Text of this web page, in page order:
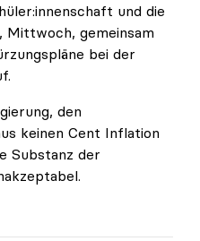
und die
gemeinsam
bei der
den
keinen Cent Inflation
Substanz der
demonstrieren lohnt